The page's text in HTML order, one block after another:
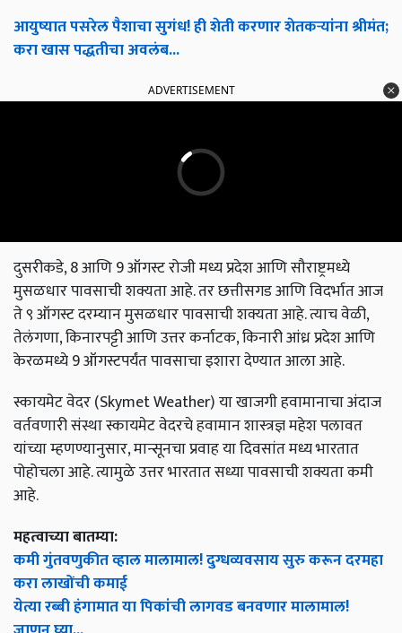
आयुष्यात पसरेल पैशाचा सुगंध! ही शेती करणार शेतकऱ्यांना श्रीमंत;
करा खास पद्धतीचा अवलंब...
ADVERTISEMENT
दुसरीकडे, 8 आणि 9 ऑगस्ट रोजी मध्य प्रदेश आणि सौराष्ट्रमध्ये
मुसळधार पावसाची शक्यता आहे. तर छत्तीसगड आणि विदर्भात आज
ते ९ ऑगस्ट दरम्यान मुसळधार पावसाची शक्यता आहे. त्याच वेळी,
तेलंगणा, किनारपट्टी आणि उत्तर कर्नाटक, किनारी आंध्र प्रदेश आणि
केरळमध्ये 9 ऑगस्टपर्यंत पावसाचा इशारा देण्यात आला आहे.
स्कायमेट वेदर (Skymet Weather) या खाजगी हवामानाचा अंदाज
वर्तवणारी संस्था स्कायमेट वेदरचे हवामान शास्त्रज्ञ महेश पलावत
यांच्या म्हणण्यानुसार, मान्सूनचा प्रवाह या दिवसांत मध्य भारतात
पोहोचला आहे. त्यामुळे उत्तर भारतात सध्या पावसाची शक्यता कमी
आहे.
महत्वाच्या बातम्या:
कमी गुंतवणुकीत व्हाल मालामाल! दुग्धव्यवसाय सुरु करून दरमहा
करा लाखोंची कमाई
येत्या रब्बी हंगामात या पिकांची लागवड बनवणार मालामाल!